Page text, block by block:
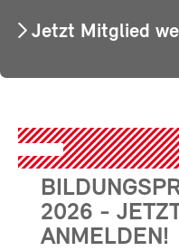
Jetzt Mitglied
2026 -
ANMELDEN!